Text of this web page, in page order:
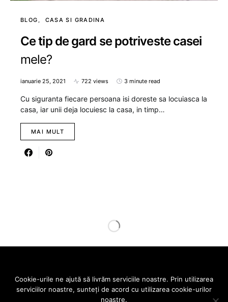
BLOG CASA SI GRADINA
Ce tip de gard se potriveste casei
mele?
ianuarie 25, 2021 722 views 3 minute read
Cu siguranta fiecare persoana isi doreste sa locuiasca la
casa, iar unii deja locuiesc la casa, in timp…
MAI MULT
Designed & Developed by SmartSeopack.com
Cookie-urile ne ajută să livrăm serviciile noastre. Prin utilizarea
serviciilor noastre, sunteți de acord cu utilizarea cookie-urilor
noastre.